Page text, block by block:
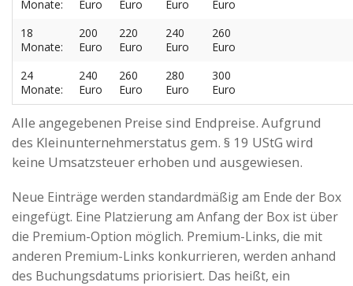
Monate: Euro Euro Euro
Euro
18
Monate:
200
Euro
220
Euro
240
Euro
260
Euro
24
Monate:
240
Euro
260
Euro
280
Euro
300
Euro
Alle angegebenen Preise sind Endpreise. Aufgrund
des Kleinunternehmerstatus gem. § 19 UStG wird
keine Umsatzsteuer erhoben und ausgewiesen.
Neue Einträge werden standardmäßig am Ende der Box
eingefügt. Eine Platzierung am Anfang der Box ist über
die Premium-Option möglich. Premium-Links, die mit
anderen Premium-Links konkurrieren, werden anhand
des Buchungsdatums priorisiert. Das heißt, ein